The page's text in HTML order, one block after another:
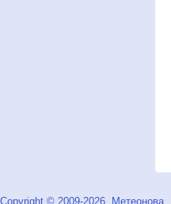
Copyright © 2009-2026, Метеонова